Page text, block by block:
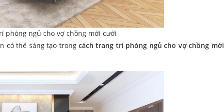
phòng ngủ cho vợ chồng mới cưới
có thể sáng tạo trong cách trang trí phòng ngủ cho vợ chồng mới